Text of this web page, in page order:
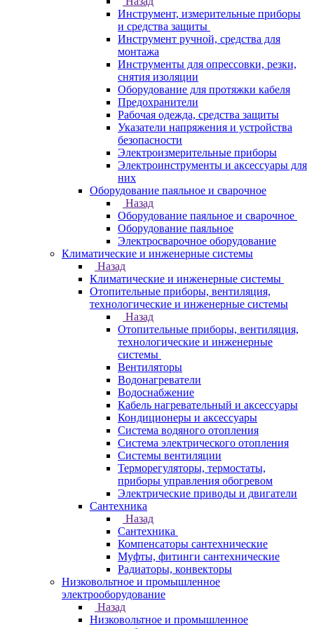
Инструмент, измерительные приборы
и средства защиты
Инструмент ручной, средства для
монтажа
Инструменты для опрессовки, резки,
снятия изоляции
Оборудование для протяжки кабеля
Предохранители
Рабочая одежда, средства защиты
Указатели напряжения и устройства
безопасности
Электроизмерительные приборы
Электроинструменты и аксессуары для
них
Оборудование паяльное и сварочное
Назад
Оборудование паяльное и сварочное
Оборудование паяльное
Электросварочное оборудование
Климатические и инженерные системы
Назад
Климатические и инженерные системы
Отопительные приборы, вентиляция,
технологические и инженерные системы
Назад
Отопительные приборы, вентиляция,
технологические и инженерные
системы
Вентиляторы
Водонагреватели
Водоснабжение
Кабель нагревательный и аксессуары
Кондиционеры и аксессуары
Система водяного отопления
Система электрического отопления
Системы вентиляции
Терморегуляторы, термостаты,
приборы управления обогревом
Электрические приводы и двигатели
Сантехника
Назад
Сантехника
Компенсаторы сантехнические
Муфты, фитинги сантехнические
Радиаторы, конвекторы
Низковольтное и промышленное
электрооборудование
Назад
Низковольтное и промышленное